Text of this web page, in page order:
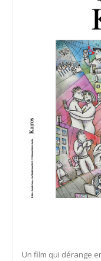
Un film qui dérange